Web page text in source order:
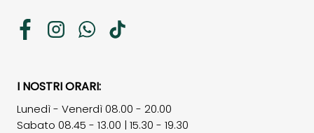
FacebookInstagramWhatsApp
TikTok
I NOSTRI ORARI:
Lunedì - Venerdì 08.00 - 20.00
Sabato 08.45 - 13.00 | 15.30 - 19.30